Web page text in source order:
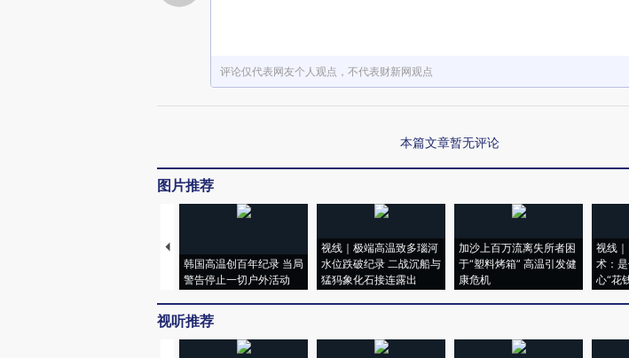
评论仅代表网友个人观点，不代表财新网观点
本篇文章暂无评论
图片推荐
韩国高温创百年纪录 当局
警告停止一切户外活动
视线｜极端高温致多瑙河
水位跌破纪录 二战沉船与
猛犸象化石接连露出
加沙上百万流离失所者困
于“塑料烤箱” 高温引发健
康危机
视线
术：
心“花
视听推荐